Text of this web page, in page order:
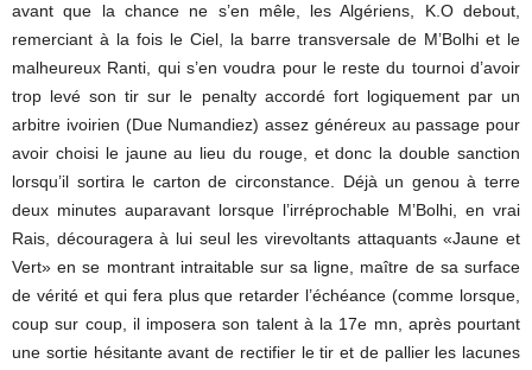
avant que la chance ne s’en mêle, les Algériens, K.O debout,
remerciant à la fois le Ciel, la barre transversale de M’Bolhi et le
malheureux Ranti, qui s’en voudra pour le reste du tournoi d’avoir
trop levé son tir sur le penalty accordé fort logiquement par un
arbitre ivoirien (Due Numandiez) assez généreux au passage pour
avoir choisi le jaune au lieu du rouge, et donc la double sanction
lorsqu’il sortira le carton de circonstance. Déjà un genou à terre
deux minutes auparavant lorsque l’irréprochable M’Bolhi, en vrai
Rais, découragera à lui seul les virevoltants attaquants «Jaune et
Vert» en se montrant intraitable sur sa ligne, maître de sa surface
de vérité et qui fera plus que retarder l’échéance (comme lorsque,
coup sur coup, il imposera son talent à la 17e mn, après pourtant
une sortie hésitante avant de rectifier le tir et de pallier les lacunes